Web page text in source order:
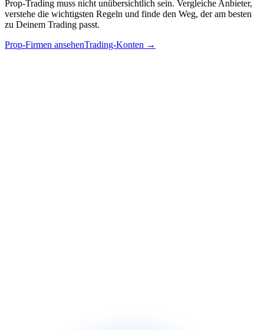
Prop-Trading muss nicht unübersichtlich sein. Vergleiche Anbieter,
verstehe die wichtigsten Regeln und finde den Weg, der am besten
zu Deinem Trading passt.
Prop-Firmen ansehenTrading-Konten →